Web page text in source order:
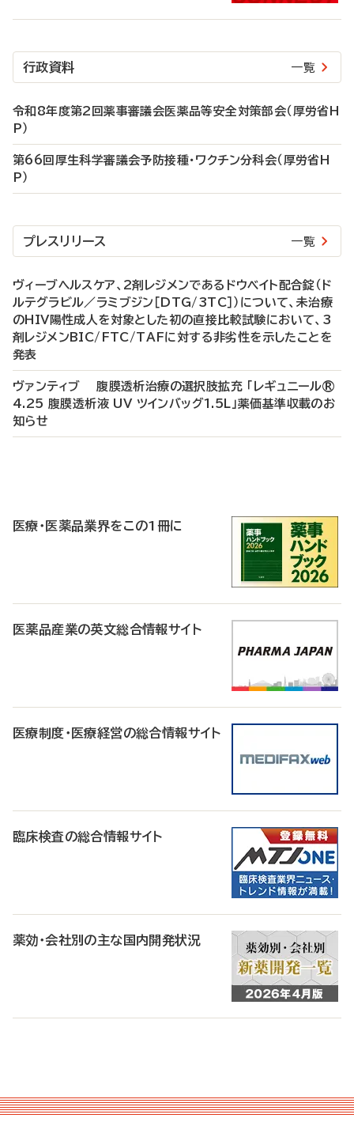
行政資料 一覧
令和8年度第2回薬事審議会医薬品等安全対策部会（厚労省H
P）
第66回厚生科学審議会予防接種・ワクチン分科会（厚労省H
P）
プレスリリース 一覧
ヴィーブヘルスケア、2剤レジメンであるドウベイト配合錠（ド
ルテグラビル／ラミブジン［DTG/3TC］）について、未治療
のHIV陽性成人を対象とした初の直接比較試験において、3
剤レジメンBIC/FTC/TAFに対する非劣性を示したことを
発表
ヴァンティブ 腹膜透析治療の選択肢拡充 「レギュニール®
4.25 腹膜透析液 UV ツインバッグ1.5L」薬価基準収載のお
知らせ
医療・医薬品業界をこの1冊に
医薬品産業の英文総合情報サイト
医療制度・医療経営の総合情報サイト
臨床検査の総合情報サイト
薬効・会社別の主な国内開発状況